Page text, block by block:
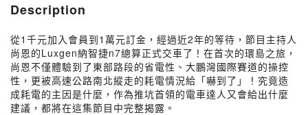
Description
從1千元加入會員到1萬元訂金，經過近2年的等待，節目主持人
尚恩的Luxgen納智捷n7總算正式交車了！在首次的環島之旅，
尚恩不僅體驗到了東部路段的省電性、大鵬灣國際賽道的操控
性，更被高速公路南北縱走的耗電情況給「嚇到了」！究竟造
成耗電的主因是什麼，作為推坑首領的電車達人又會給出什麼
建議，都將在這集節目中完整揭露。